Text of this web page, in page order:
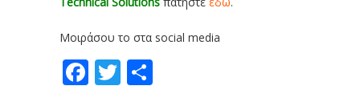
Μοιράσου το στα social media
Facebook
Twitter